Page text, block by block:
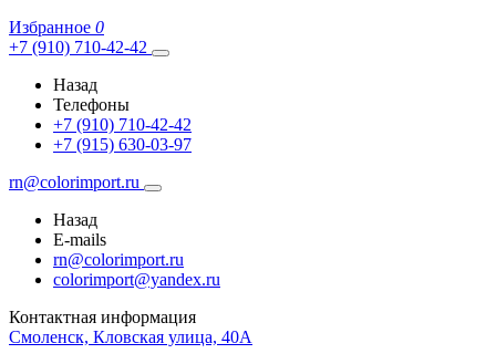
Избранное 0
+7 (910) 710-42-42
Назад
Телефоны
+7 (910) 710-42-42
+7 (915) 630-03-97
rn@colorimport.ru
Назад
E-mails
rn@colorimport.ru
colorimport@yandex.ru
Контактная информация
Смоленск, Кловская улица, 40А